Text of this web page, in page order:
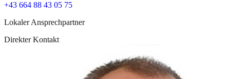
+43 664 88 43 05 75
Lokaler Ansprechpartner
Direkter Kontakt